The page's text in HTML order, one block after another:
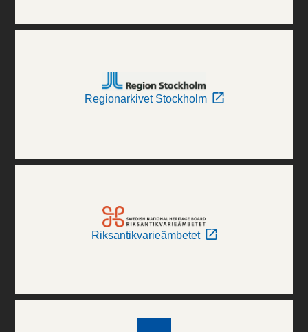
Regionarkivet Stockholm
Riksantikvarieämbetet